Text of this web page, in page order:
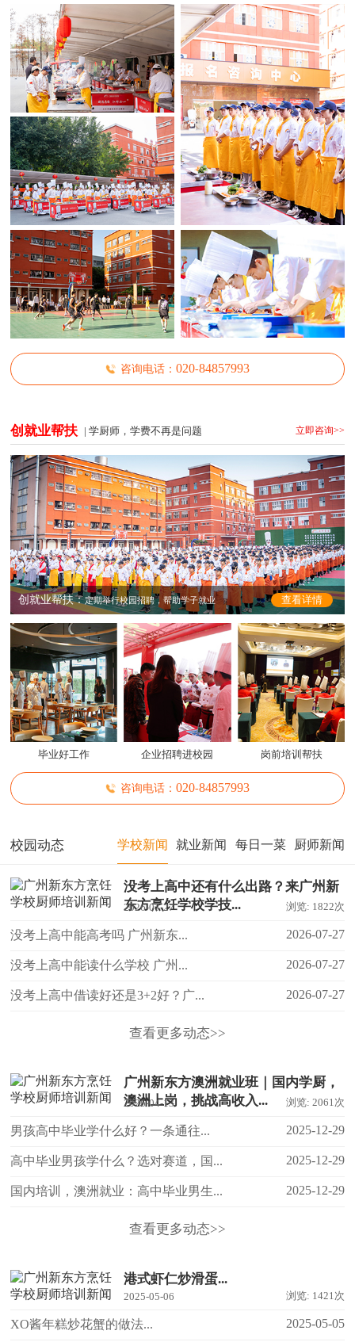
咨询电话：020-84857993
创就业帮扶 | 学厨师，学费不再是问题 立即咨询>>
创就业帮扶：定期举行校园招聘，帮助学子就业 查看详情
毕业好工作 企业招聘进校园 岗前培训帮扶
咨询电话：020-84857993
校园动态 学校新闻 就业新闻 每日一菜 厨师新闻
没考上高中还有什么出路？来广州新
东方烹饪学校学技...
2026-07-27 浏览: 1822次
没考上高中能高考吗 广州新东... 2026-07-27
没考上高中能读什么学校 广州... 2026-07-27
没考上高中借读好还是3+2好？广... 2026-07-27
查看更多动态>>
广州新东方澳洲就业班｜国内学厨，
澳洲上岗，挑战高收入...
2026-04-13 浏览: 2061次
男孩高中毕业学什么好？一条通往... 2025-12-29
高中毕业男孩学什么？选对赛道，国... 2025-12-29
国内培训，澳洲就业：高中毕业男生... 2025-12-29
查看更多动态>>
港式虾仁炒滑蛋...
2025-05-06 浏览: 1421次
XO酱年糕炒花蟹的做法... 2025-05-05